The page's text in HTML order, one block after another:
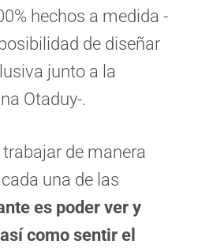
hechos a medida -
de diseñar
junto a la
Otaduy-.
trabajar de manera
una de las
es poder ver y
como sentir el